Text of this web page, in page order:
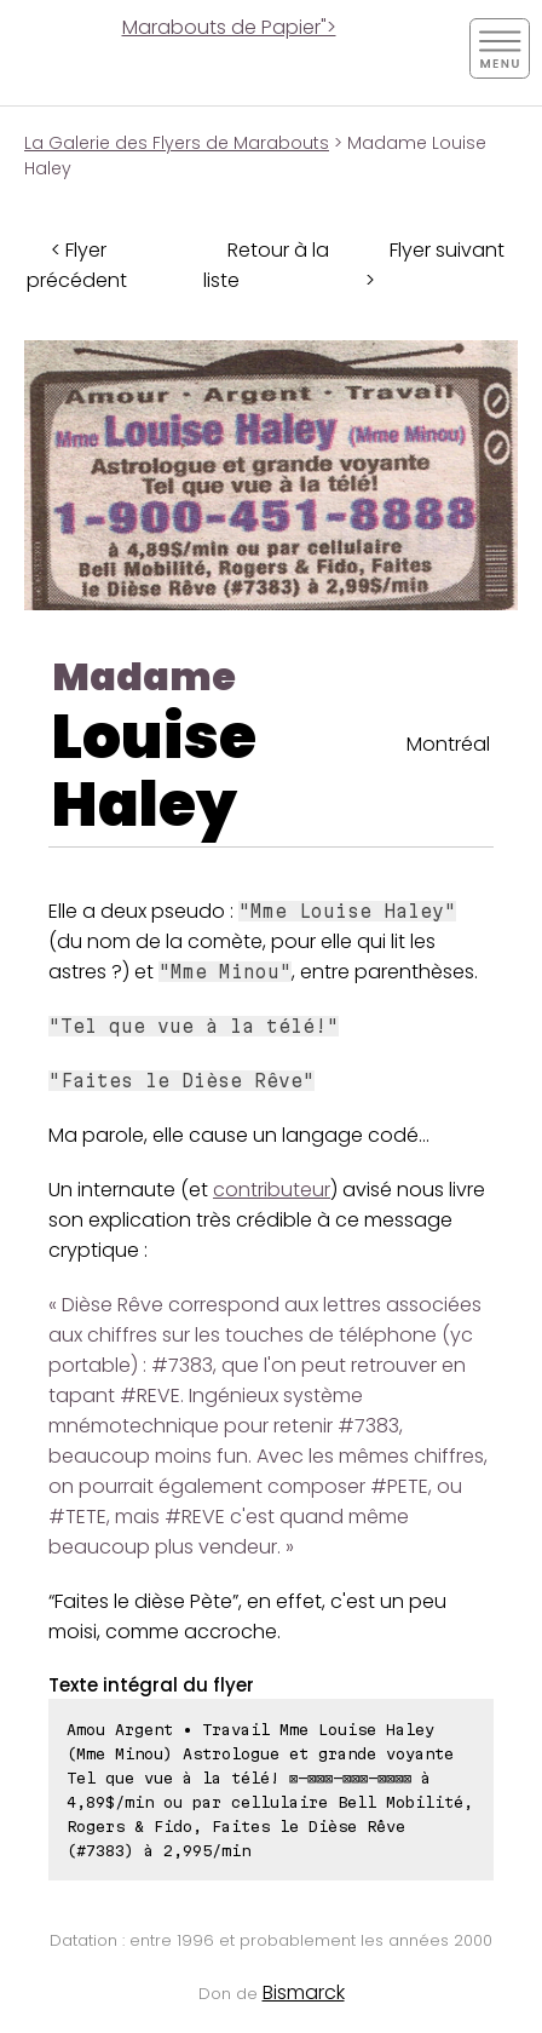
Marabouts de Papier">
La Galerie des Flyers de Marabouts > Madame Louise
Haley
< Flyer
précédent
Retour à la
liste
Flyer suivant
>
Madame
Louise
Haley
Montréal
Elle a deux pseudo : "Mme Louise Haley"
(du nom de la comète, pour elle qui lit les
astres ?) et "Mme Minou", entre parenthèses.
"Tel que vue à la télé!"
"Faites le Dièse Rêve"
Ma parole, elle cause un langage codé...
Un internaute (et contributeur) avisé nous livre
son explication très crédible à ce message
cryptique :
« Dièse Rêve correspond aux lettres associées
aux chiffres sur les touches de téléphone (yc
portable) : #7383, que l'on peut retrouver en
tapant #REVE. Ingénieux système
mnémotechnique pour retenir #7383,
beaucoup moins fun. Avec les mêmes chiffres,
on pourrait également composer #PETE, ou
#TETE, mais #REVE c'est quand même
beaucoup plus vendeur. »
“Faites le dièse Pète”, en effet, c'est un peu
moisi, comme accroche.
Texte intégral du flyer
Amou Argent • Travail Mme Louise Haley
(Mme Minou) Astrologue et grande voyante
Tel que vue à la télé! ⊠-⊠⊠⊠-⊠⊠⊠-⊠⊠⊠⊠ à
4,89$/min ou par cellulaire Bell Mobilité,
Rogers & Fido, Faites le Dièse Rêve
(#7383) à 2,995/min
Datation : entre 1996 et probablement les années 2000
Don de Bismarck